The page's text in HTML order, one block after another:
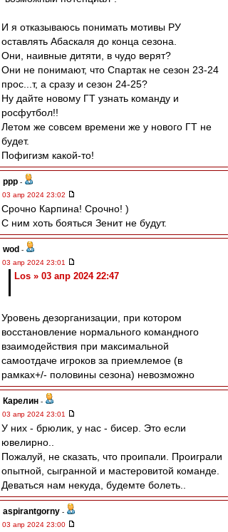
И я отказываюсь понимать мотивы РУ
оставлять Абаскаля до конца сезона.
Они, наивные дитяти, в чудо верят?
Они не понимают, что Спартак не сезон 23-24
прос...т, а сразу и сезон 24-25?
Ну дайте новому ГТ узнать команду и
росфутбол!!
Летом же совсем времени же у нового ГТ не
будет.
Пофигизм какой-то!
ppp -
03 апр 2024 23:02
Срочно Карпина! Срочно! )
С ним хоть бояться Зенит не будут.
wod -
03 апр 2024 23:01
Los » 03 апр 2024 22:47
Уровень дезорганизации, при котором
восстановление нормального командного
взаимодействия при максимальной
самоотдаче игроков за приемлемое (в
рамках+/- половины сезона) невозможно
Карелин -
03 апр 2024 23:01
У них - брюлик, у нас - бисер. Это если
ювелирно..
Пожалуй, не сказать, что проипали. Проиграли
опытной, сыгранной и мастеровитой команде.
Деваться нам некуда, будемте болеть..
aspirantgorny -
03 апр 2024 23:00